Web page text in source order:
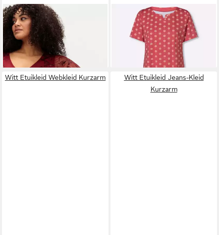
SHEEGO Etuikleid Abendkleid
Kurzarm mit Pailletten und
Meshrock
109,00 € 199,00 €
-45%
SIEH AN!Etuikleid Jersey-
Kleid Kurzarm
35,00 €
Witt Etuikleid Webkleid Kurzarm
Witt Etuikleid Jeans-Kleid
Kurzarm